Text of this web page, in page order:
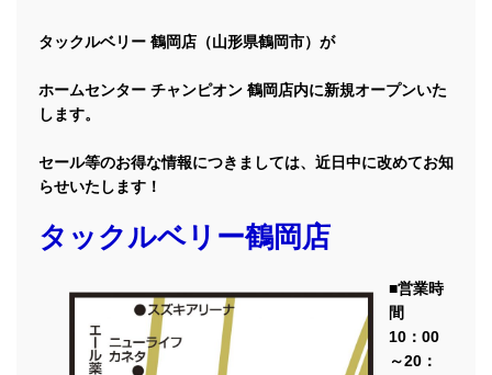
タックルベリー 鶴岡店（山形県鶴岡市）が
ホームセンター チャンピオン 鶴岡店内に新規オープンいた
します。
セール等のお得な情報につきましては、近日中に改めてお知
らせいたします！
タックルベリー鶴岡 店
■営業時
間
10：00
～20：